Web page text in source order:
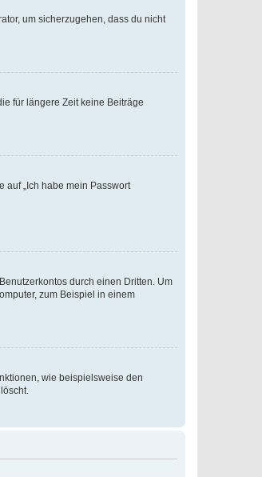
um sicherzugehen, dass du nicht
für längere Zeit keine Beiträge
auf „Ich habe mein Passwort
durch einen Dritten. Um
zum Beispiel in einem
wie beispielsweise den